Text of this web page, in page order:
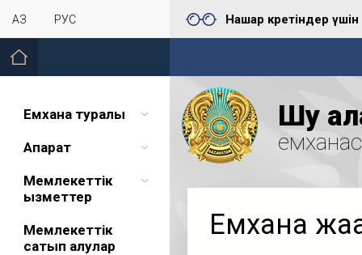
ҚАЗ РУС Нашар көретіндер үшін
Емхана туралы
Ақпарат
Мемлекеттік
қызметтер
Мемлекеттік
сатып алулар
Шу
Емхана